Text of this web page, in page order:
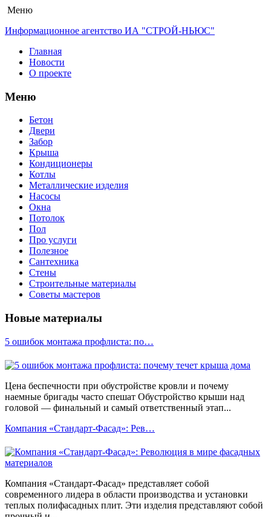
Меню
Информационное агентство ИА "СТРОЙ-НЬЮС"
Главная
Новости
О проекте
Меню
Бетон
Двери
Забор
Крыша
Кондиционеры
Котлы
Металлические изделия
Насосы
Окна
Потолок
Пол
Про услуги
Полезное
Сантехника
Стены
Строительные материалы
Советы мастеров
Новые материалы
5 ошибок монтажа профлиста: по…
Цена беспечности при обустройстве кровли и почему
наемные бригады часто спешат Обустройство крыши над
головой — финальный и самый ответственный этап...
Компания «Стандарт-Фасад»: Рев…
Компания «Стандарт-Фасад» представляет собой
современного лидера в области производства и установки
теплых полифасадных плит. Эти изделия представляют собой